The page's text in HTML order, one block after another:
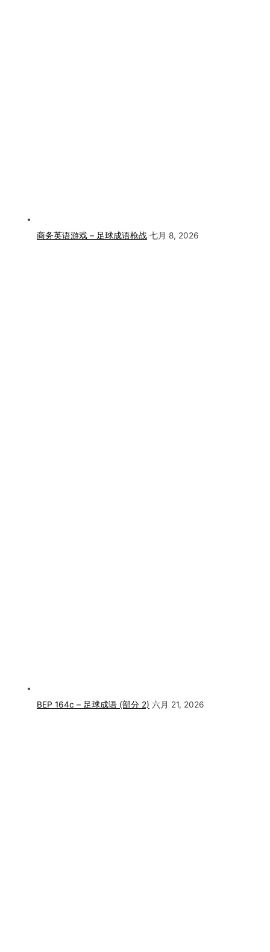
商务英语游戏 – 足球成语枪战 七月 8, 2026
BEP 164c – 足球成语 (部分 2) 六月 21, 2026